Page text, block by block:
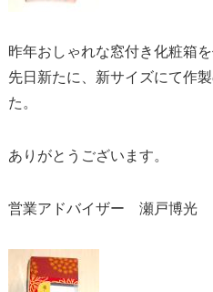
昨年おしゃれな窓付き化粧箱
先日新たに、新サイズにて作
た。
ありがとうございます。
営業アドバイザー 瀬戸博光